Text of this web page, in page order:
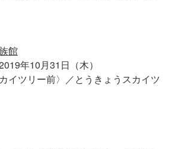
館
年10月31日（木）
イツリー前〉／とうきょうスカイツ